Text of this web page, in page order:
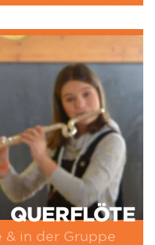
QUERFLÖTE
in der Gruppe